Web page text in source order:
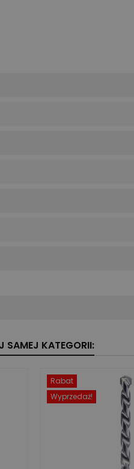
SAMEJ KATEGORII:
Rabat
Wyprzedaż!